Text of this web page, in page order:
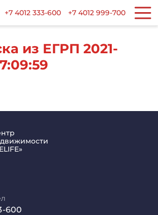
+7 4012 333-600 +7 4012 999-700
из ЕГРП 2021-
600